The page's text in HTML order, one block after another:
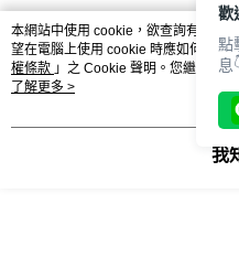
熱門標籤
本網站中使用 cookie，欲查詢有關本
望在電腦上使用 cookie 時應如何變更
權條款 」之 Cookie 聲明。您繼續使
用條款之 Cookie 聲明使用 cookie。
了解更多 >
我
歡
點
息